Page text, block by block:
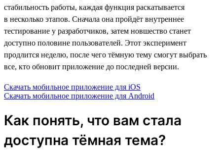
стабильность работы, каждая функция раскатывается
в несколько этапов. Сначала она пройдёт внутреннее
тестирование у разработчиков, затем новшество станет
доступно половине пользователей. Этот эксперимент
продлится неделю, после чего тёмную тему смогут выбрать
все, кто обновит приложение до последней версии.
Скачать мобильное приложение для iOS
Скачать мобильное приложение для Android
Как понять, что вам стала
доступна тёмная тема?